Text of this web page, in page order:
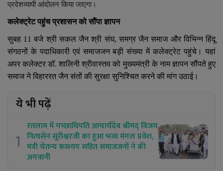
प्रदेशव्यापीआंदोलन किया जाएगा।
कलेक्ट्रेट पहुंच प्रशासन को सौंपा ज्ञापन
सुबह 11बजे श्री सकल जैन श्री संघ, समग्र जैन समाज और विभिन्न हिंदू
संगठनों के पदाधिकारी एवं समाजजन बड़ी संख्या में कलेक्ट्रेट पहुंचे। यहां
अपर कलेक्टर डॉ. शालिनी श्रीवास्तव को मुख्यमंत्री के नाम ज्ञापन सौंपते हुए
समाज ने विहाररत जैन संतों की सुरक्षा सुनिश्चित करने की मांग उठाई।
ये भी पढ़ें
1
रतलाम में गच्छाधिपति आचार्यदेव श्रीमद् विजय
नित्यसेन सूरीश्वरजी का हुआ भव्य मंगल प्रवेश,
मंत्री चेतन्य काश्यप सहित समाजजनों ने की
अगवानी